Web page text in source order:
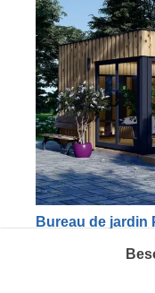
Bureau de jardin